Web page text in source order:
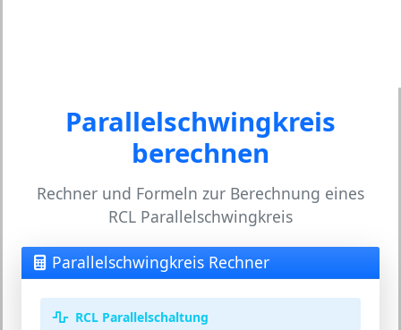
Parallelschwingkreis
berechnen
Rechner und Formeln zur Berechnung eines
RCL Parallelschwingkreis
Parallelschwingkreis Rechner
RCL Parallelschaltung